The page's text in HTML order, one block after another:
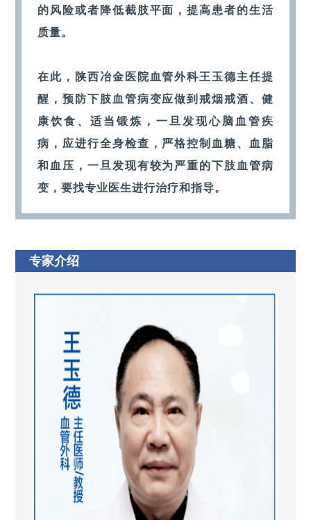
的风险或者降低截肢平面，提高患者的生活
质量。
在此，陕西冶金医院血管外科王玉德主任提
醒，预防下肢血管病变应做到戒烟戒酒、健
康饮食、适当锻炼，一旦发现心脑血管疾
病，应进行全身检查，严格控制血糖、血脂
和血压，一旦发现有较为严重的下肢血管病
变，要找专业医生进行治疗和指导。
专家介绍